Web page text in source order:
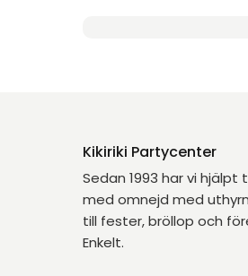
Kikiriki Partycenter
Sedan 1993 har vi
med omnejd med
till fester, bröllop och
Enkelt.